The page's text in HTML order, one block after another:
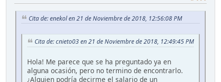
Cita de: enekol en 21 de Noviembre de 2018, 12:56:08 PM
Cita de: cnieto03 en 21 de Noviembre de 2018, 12:49:45 PM
Hola! Me parece que se ha preguntado ya en
alguna ocasión, pero no termino de encontrarlo.
¿Alguien podría decirme el salario de un